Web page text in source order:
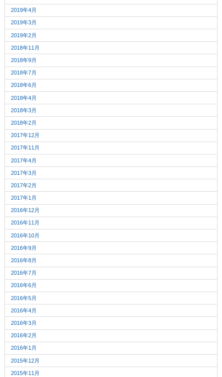
2019年4月
2019年3月
2019年2月
2018年11月
2018年9月
2018年7月
2018年6月
2018年4月
2018年3月
2018年2月
2017年12月
2017年11月
2017年4月
2017年3月
2017年2月
2017年1月
2016年12月
2016年11月
2016年10月
2016年9月
2016年8月
2016年7月
2016年6月
2016年5月
2016年4月
2016年3月
2016年2月
2016年1月
2015年12月
2015年11月